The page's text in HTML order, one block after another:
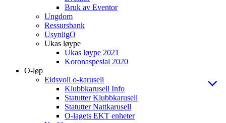
Bruk av Eventor
Ungdom
Ressursbank
UsynligO
Ukas løype
Ukas løype 2021
Koronaspesial 2020
O-løp
Eidsvoll o-karusell
Klubbkarusell Info
Statutter Klubbkarusell
Statutter Nattkarusell
O-lagets EKT enheter